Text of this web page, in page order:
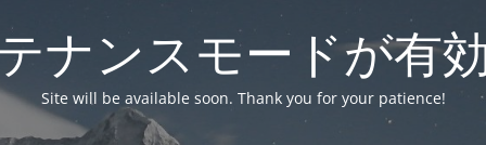
ナンスモードが有
Site will be available soon. Thank you for your patience!